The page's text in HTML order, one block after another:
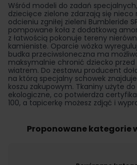
Wśród modeli do zadań
dziecięce zielone zdarzają się nieco
odcieniu zgniłej zieleni Bumbleride
pompowane koła z dodatkową
z łatwością pokonuje tereny
kamieniste. Oparcie wózka
budka przeciwsłoneczna ma
maksymalnie chronić dziecko
wiatrem. Do zestawu producent
na którą specjalny schowek
koszu zakupowym. Tkaniny użyte
ekologiczne, co potwierdza
100, a tapicerkę możesz zdjąć i
Proponowane kategorie